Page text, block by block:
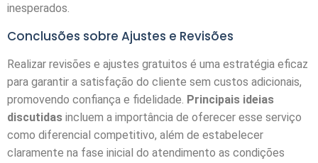
inesperados.
Conclusões sobre Ajustes e Revisões
Realizar revisões e ajustes gratuitos é uma estratégia eficaz
para garantir a satisfação do cliente sem custos adicionais,
promovendo confiança e fidelidade. Principais ideias
discutidas incluem a importância de oferecer esse serviço
como diferencial competitivo, além de estabelecer
claramente na fase inicial do atendimento as condições